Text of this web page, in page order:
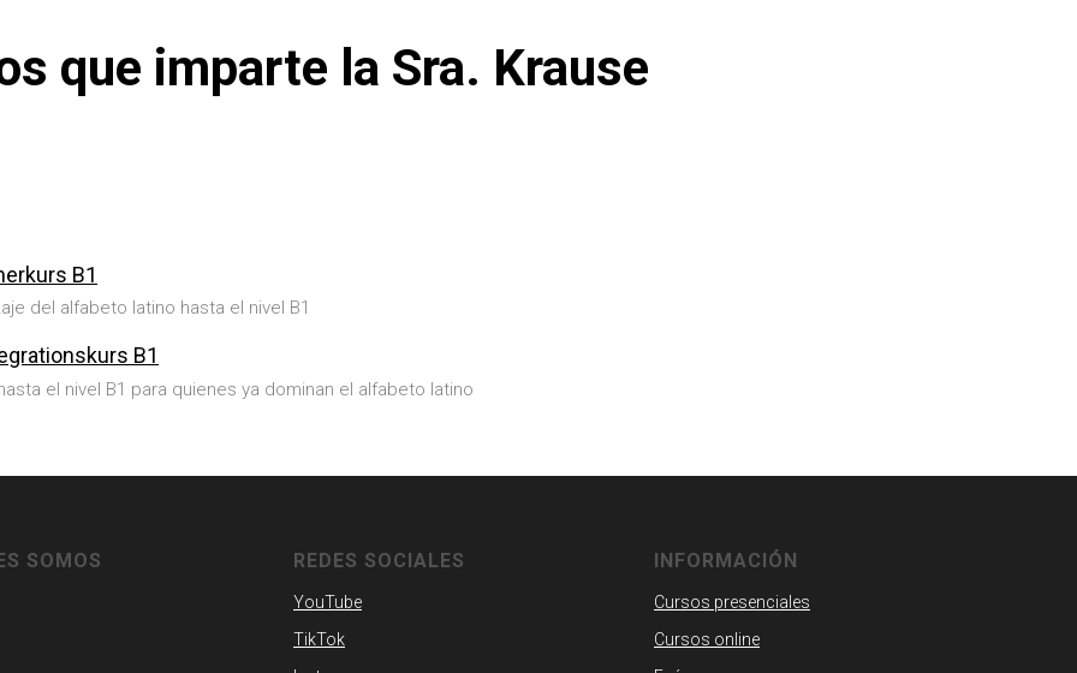
que imparte la Sra. Krause
B1
del alfabeto latino hasta el nivel B1
B1
el nivel B1 para quienes ya dominan el alfabeto latino
SOMOS REDES SOCIALES
YouTube
TikTok
INFORMACIÓN
Cursos presenciales
Cursos online